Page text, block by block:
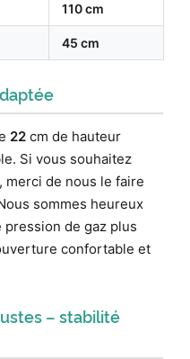
110 cm
45 cm
22 cm de hauteur
Si vous souhaitez
merci de nous le faire
sommes heureux
pression de gaz plus
confortable et
– stabilité